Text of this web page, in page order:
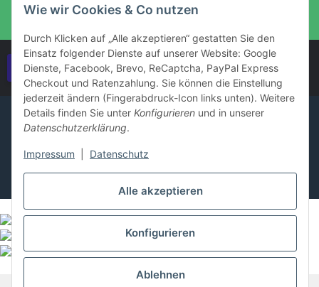
Alle akzeptieren
Konfigurieren
Ablehnen
Wie wir Cookies & Co nutzen
Durch Klicken auf „Alle akzeptieren“ gestatten Sie den
Einsatz folgender Dienste auf unserer Website: Google
Dienste, Facebook, Brevo, ReCaptcha, PayPal Express
Checkout und Ratenzahlung. Sie können die Einstellung
jederzeit ändern (Fingerabdruck-Icon links unten). Weitere
Details finden Sie unter Konfigurieren und in unserer
Datenschutzerklärung.
Impressum Datenschutz
Vertrag widerrufen